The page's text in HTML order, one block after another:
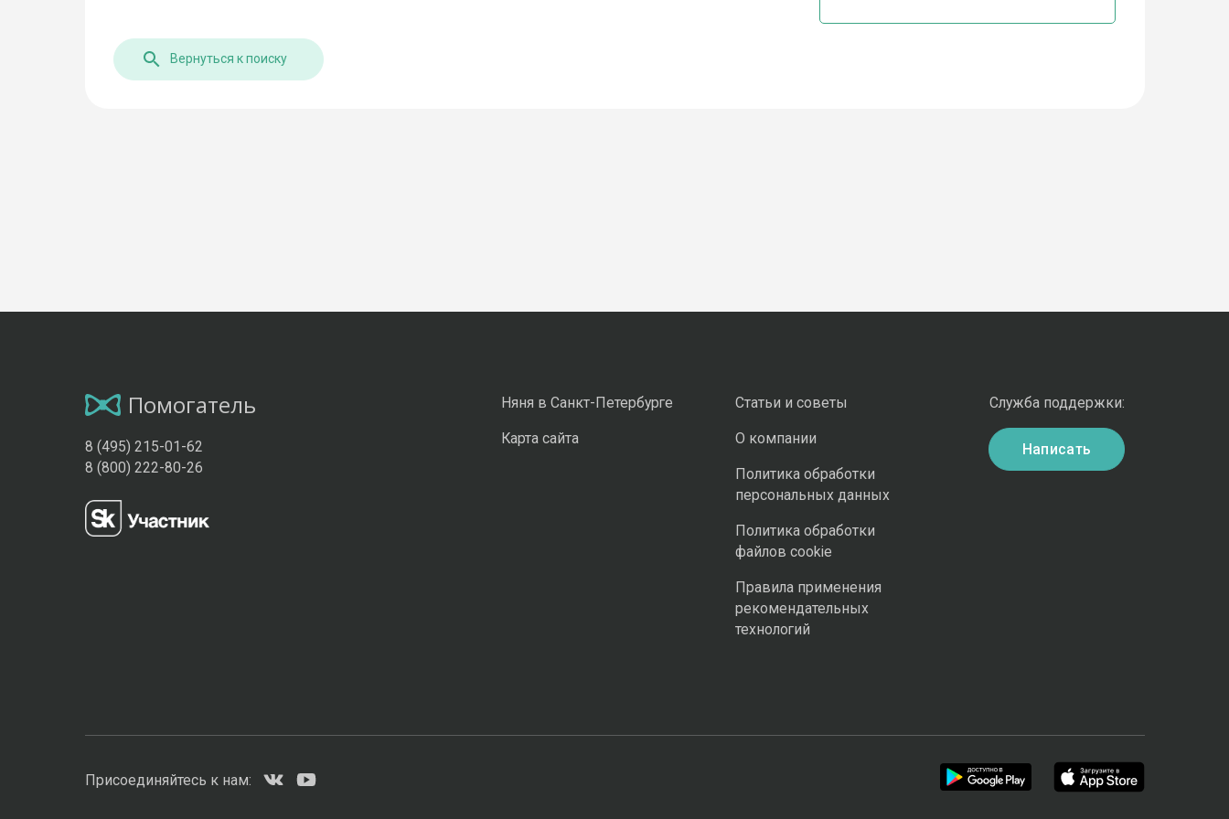
Вернуться к поиску
Помогатель
8 (495) 215-01-62
8 (800) 222-80-26
Няня в Санкт-Петербурге
Карта сайта
Статьи и советы
О компании
Политика обработки
персональных данных
Политика обработки
файлов cookie
Правила применения
рекомендательных
технологий
Служба поддержки:
Написать
Присоединяйтесь к нам: